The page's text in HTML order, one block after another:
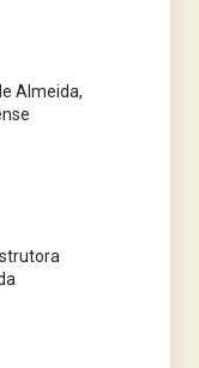
Almeida,